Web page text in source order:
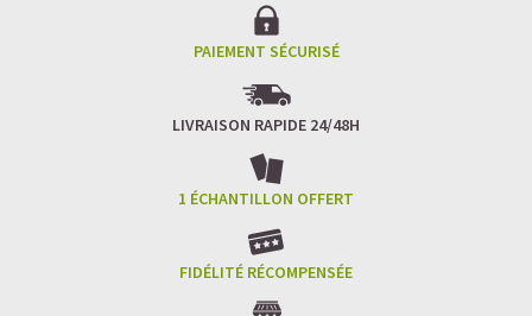
PAIEMENT SÉCURISÉ
LIVRAISON RAPIDE 24/48H
1 ÉCHANTILLON OFFERT
FIDÉLITÉ RÉCOMPENSÉE